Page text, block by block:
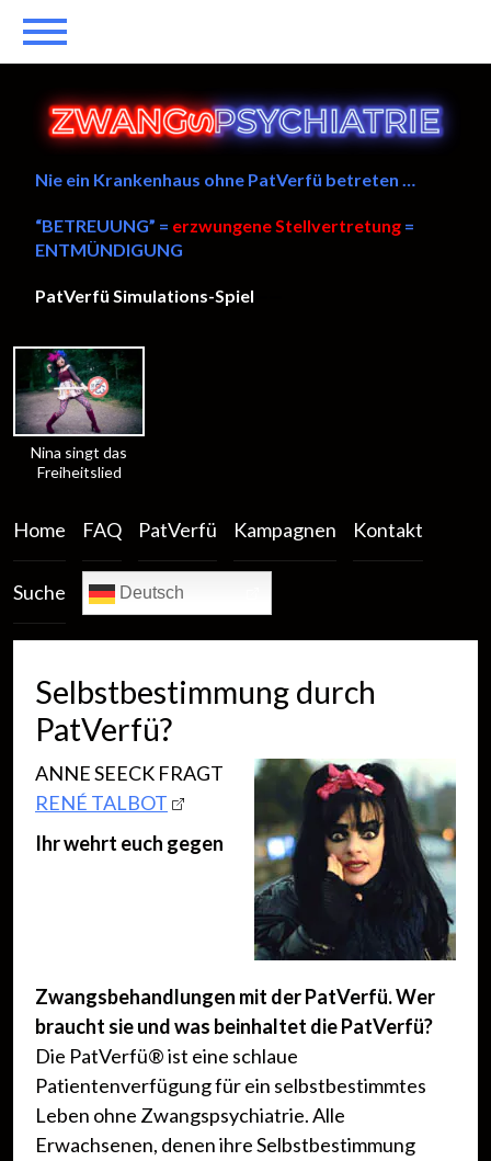
Nina singt das
Freiheitslied
Nie ein Krankenhaus ohne PatVerfü betreten …
“BETREUUNG” = erzwungene Stellvertretung =
ENTMÜNDIGUNG
PatVerfü Simulations-Spiel
Home FAQ PatVerfü Kampagnen Kontakt
Suche Deutsch
Selbstbestimmung durch
PatVerfü?
ANNE SEECK FRAGT
RENÉ TALBOT
Ihr wehrt euch gegen
Zwangsbehandlungen mit der PatVerfü. Wer
braucht sie und was beinhaltet die PatVerfü?
Die PatVerfü® ist eine schlaue
Patientenverfügung für ein selbstbestimmtes
Leben ohne Zwangspsychiatrie. Alle
Erwachsenen, denen ihre Selbstbestimmung